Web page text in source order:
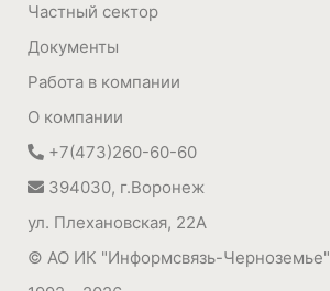
Частный сектор
Документы
Работа в компании
О компании
+7(473)260-60-60
394030, г.Воронеж
ул. Плехановская, 22А
© АО ИК "Информсвязь-Черноземье"